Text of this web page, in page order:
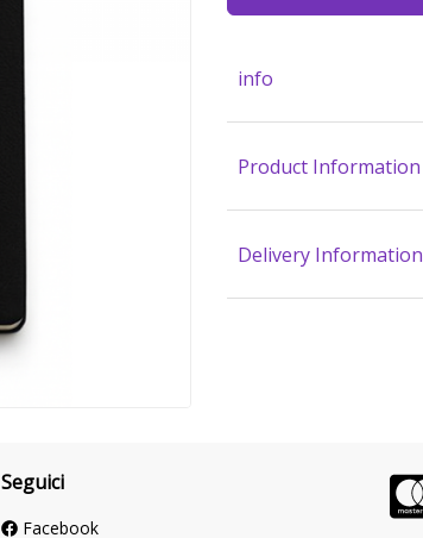
info
Product Information
Delivery Information
Seguici
Facebook